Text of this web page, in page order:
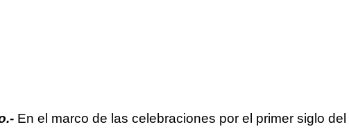
En el marco de las celebraciones por el primer siglo del